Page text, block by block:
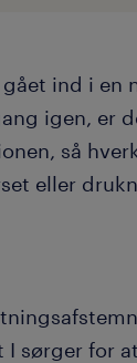
ind i en
igen, er
så
eller
I sørger for